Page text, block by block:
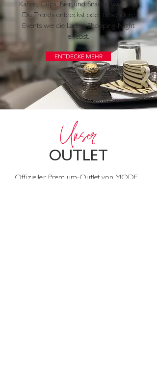
Kaffee, Cüpli, Bier und Snacks, während
Du Trends entdeckst oder besondere
Events wie die Ladies-Shopping-Night
erlebst.
ENTDECKE MEHR
Unser
OUTLET
Offizieller Premium-Outlet von MODE